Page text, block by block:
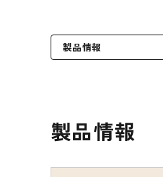
製品情報
製品情報